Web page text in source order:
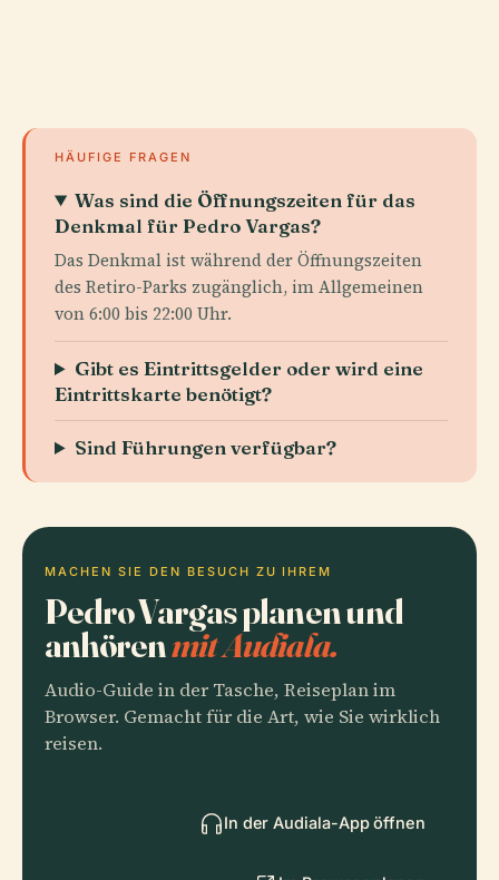
HÄUFIGE FRAGEN
Was sind die Öffnungszeiten für das
Denkmal für Pedro Vargas?
Das Denkmal ist während der Öffnungszeiten
des Retiro-Parks zugänglich, im Allgemeinen
von 6:00 bis 22:00 Uhr.
Gibt es Eintrittsgelder oder wird eine
Eintrittskarte benötigt?
Sind Führungen verfügbar?
MACHEN SIE DEN BESUCH ZU IHREM
Pedro Vargas planen und
anhörenmit Audiala.
Audio-Guide in der Tasche, Reiseplan im
Browser. Gemacht für die Art, wie Sie wirklich
reisen.
In der Audiala-App öffnen